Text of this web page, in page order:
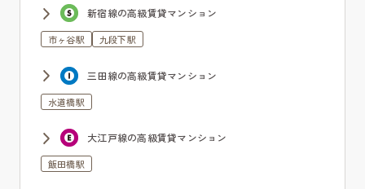
新宿線の高級賃貸マンション
市ヶ谷駅 九段下駅
三田線の高級賃貸マンション
水道橋駅
大江戸線の高級賃貸マンション
飯田橋駅